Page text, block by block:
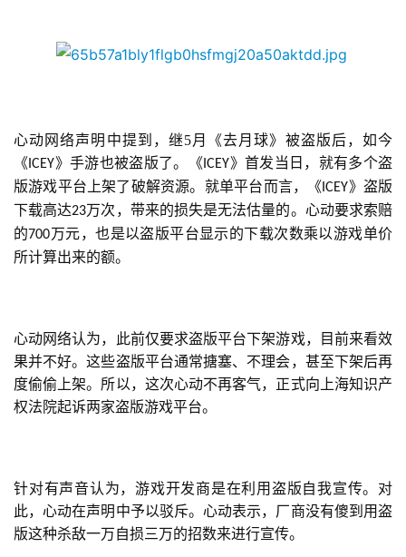
首
页
心动网络声明中提到，继5月《去月球》被盗版后，如今
《ICEY》手游也被盗版了。《ICEY》首发当日，就有多个盗
版游戏平台上架了破解资源。就单平台而言，《ICEY》盗版
下载高达23万次，带来的损失是无法估量的。心动要求索赔
的700万元，也是以盗版平台显示的下载次数乘以游戏单价
所计算出来的额。
心动网络认为，此前仅要求盗版平台下架游戏，目前来看效
果并不好。这些盗版平台通常搪塞、不理会，甚至下架后再
度偷偷上架。所以，这次心动不再客气，正式向上海知识产
权法院起诉两家盗版游戏平台。
针对有声音认为，游戏开发商是在利用盗版自我宣传。对
此，心动在声明中予以驳斥。心动表示，厂商没有傻到用盗
版这种杀敌一万自损三万的招数来进行宣传。